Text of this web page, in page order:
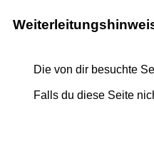
Die von dir besuchte
Falls du diese Seite